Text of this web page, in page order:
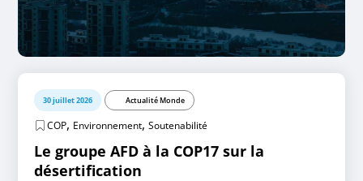
30 juillet 2026 Actualité Monde
COP, Environnement,Soutenabilité
Le groupe AFD à la COP17 sur la
désertification